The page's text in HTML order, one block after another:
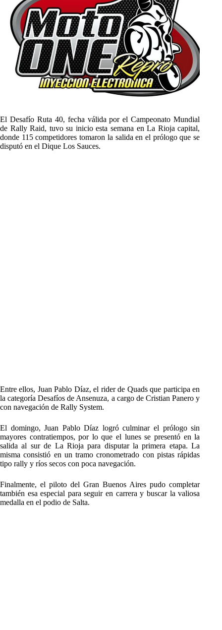
El Desafío Ruta 40, fecha válida por el Campeonato Mundial
de Rally Raid, tuvo su inicio esta semana en La Rioja capital,
donde 115 competidores tomaron la salida en el prólogo que se
disputó en el Dique Los Sauces.
Entre ellos, Juan Pablo Díaz, el rider de Quads que participa en
la categoría Desafíos de Ansenuza, a cargo de Cristian Panero y
con navegación de Rally System.
El domingo, Juan Pablo Díaz logró culminar el prólogo sin
mayores contratiempos, por lo que el lunes se presentó en la
salida al sur de La Rioja para disputar la primera etapa. La
misma consistió en un tramo cronometrado con pistas rápidas
tipo rally y ríos secos con poca navegación.
Finalmente, el piloto del Gran Buenos Aires pudo completar
también esa especial para seguir en carrera y buscar la valiosa
medalla en el podio de Salta.